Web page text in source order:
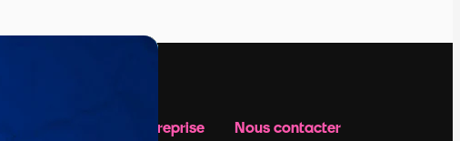
Notre entreprise Nous contacter